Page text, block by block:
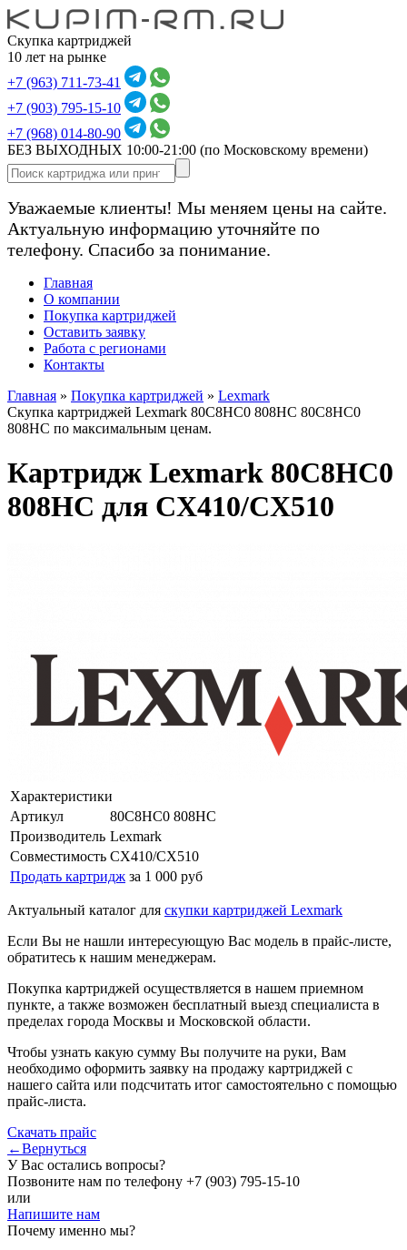
Скупка картриджей
10 лет на рынке
+7 (963) 711-73-41
+7 (903) 795-15-10
+7 (968) 014-80-90
БЕЗ ВЫХОДНЫХ 10:00-21:00 (по Московскому времени)
Уважаемые клиенты! Мы меняем цены на сайте.
Актуальную информацию уточняйте по
телефону. Спасибо за понимание.
Главная
О компании
Покупка картриджей
Оставить заявку
Работа с регионами
Контакты
Главная » Покупка картриджей » Lexmark
Скупка картриджей Lexmark 80C8HC0 808HC 80C8HC0
808HC по максимальным ценам.
Картридж Lexmark 80C8HC0
808HC для CX410/CX510
Характеристики
Артикул
80C8HC0 808HC
Производитель Lexmark
Совместимость CX410/CX510
Продать картридж за 1 000 руб
Актуальный каталог для скупки картриджей Lexmark
Если Вы не нашли интересующую Вас модель в прайс-листе,
обратитесь к нашим менеджерам.
Покупка картриджей осуществляется в нашем приемном
пункте, а также возможен бесплатный выезд специалиста в
пределах города Москвы и Московской области.
Чтобы узнать какую сумму Вы получите на руки, Вам
необходимо оформить заявку на продажу картриджей с
нашего сайта или подсчитать итог самостоятельно с помощью
прайс-листа.
Скачать прайс
←Вернуться
У Вас остались вопросы?
Позвоните нам по телефону +7 (903) 795-15-10
или
Напишите нам
Почему именно мы?